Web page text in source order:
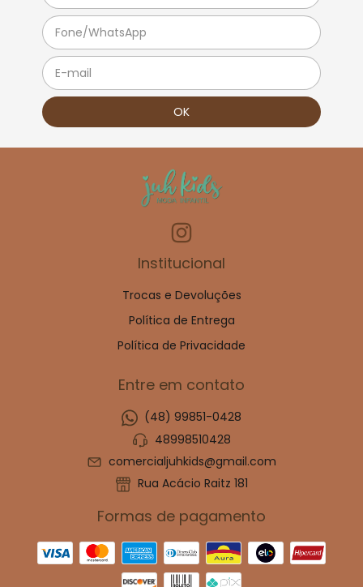
Institucional
Trocas e Devoluções
Política de Entrega
Política de Privacidade
Entre em contato
(48) 99851-0428
48998510428
comercialjuhkids@gmail.com
Rua Acácio Raitz 181
Formas de pagamento